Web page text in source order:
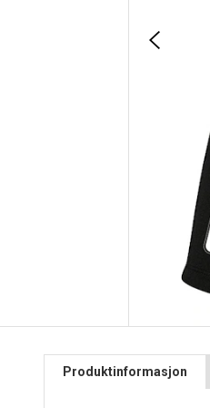
Produktinformasjon